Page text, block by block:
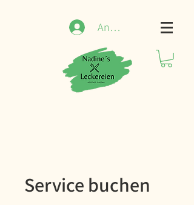
Anmelden
Service buchen